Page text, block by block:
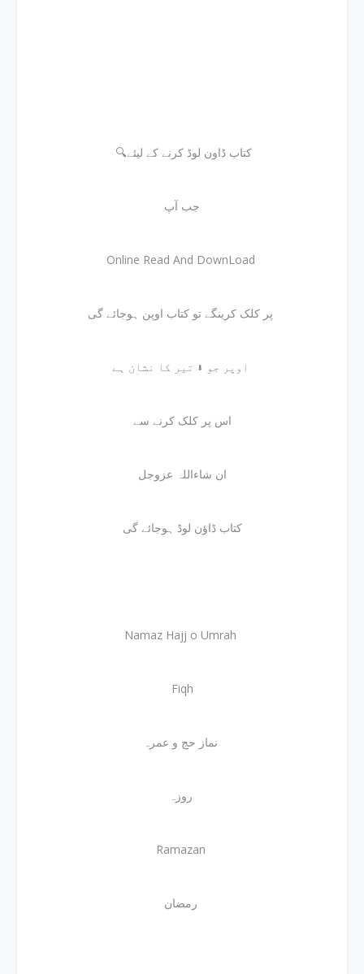
🔍کتاب ڈاون لوڈ کرنے کے لیئے
جب آپ
Online Read And DownLoad
اس پر کلک کرنے سے
ان شاءاللہ عزوجل
کتاب ڈاؤن لوڈ ہوجائے گی
Namaz Hajj o Umrah
Fiqh
Ramazan